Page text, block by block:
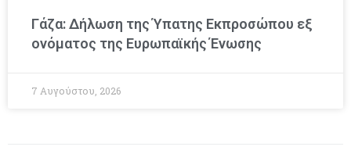
Γάζα: Δήλωση της Ύπατης Εκπροσώπου εξ
ονόματος της Ευρωπαϊκής Ένωσης
7 Αυγούστου, 2026